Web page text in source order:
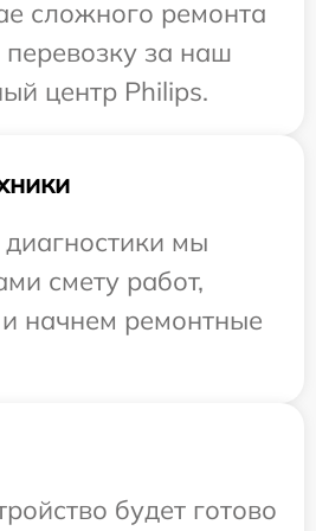
сложного ремонта
за наш
центр Philips.
мы
смету работ,
начнем ремонтные
будет готово